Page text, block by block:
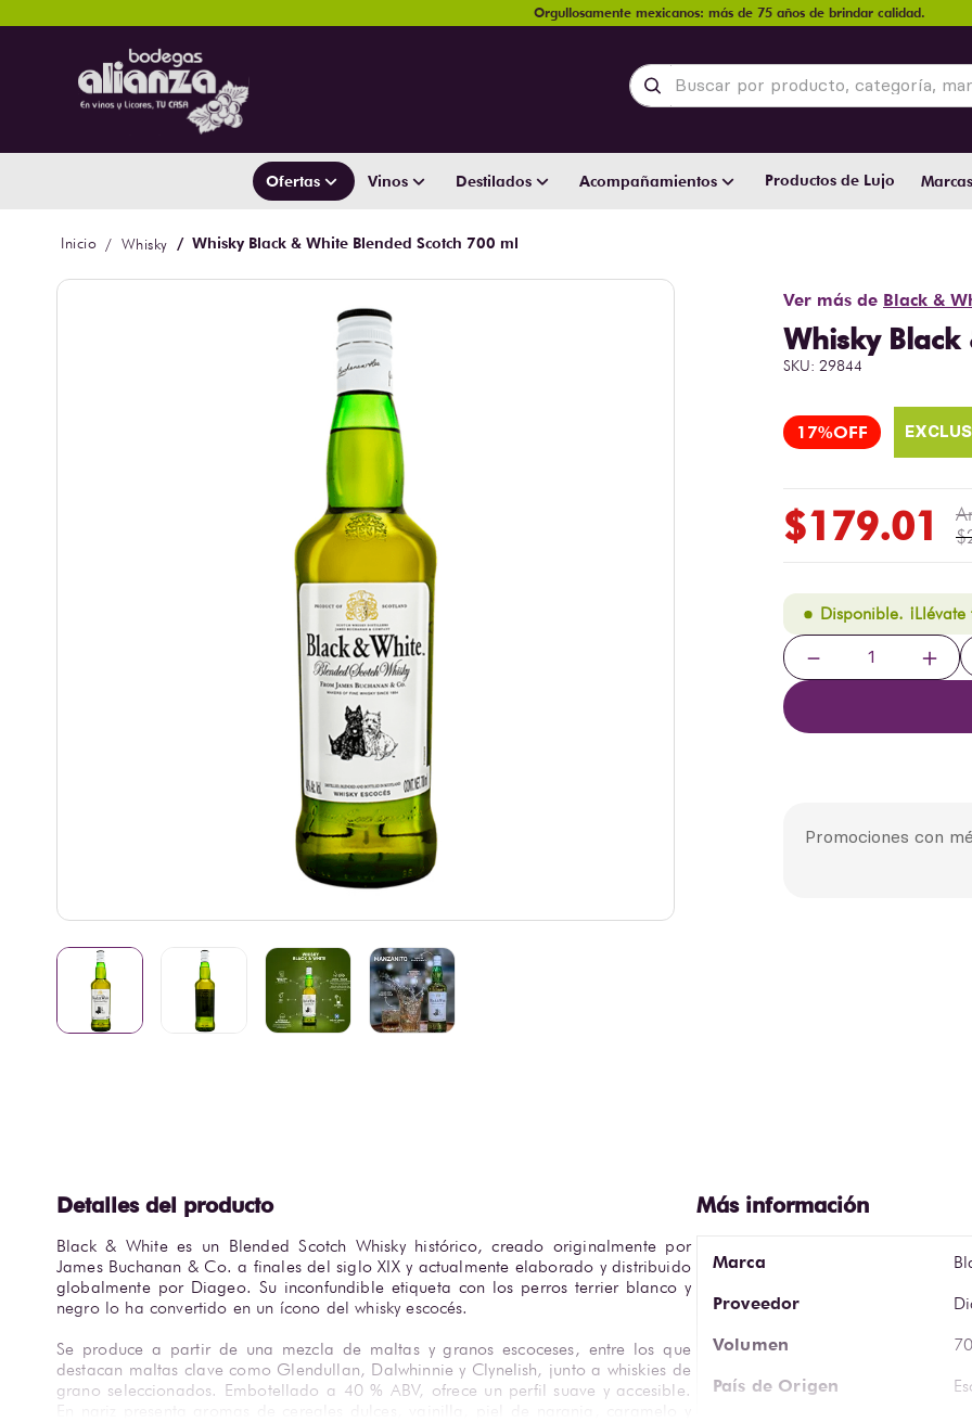
Orgullosamente mexicanos: más de 75 años de brindar calidad.
Buscar por producto, categoría, marca y
Ofertas Vinos Destilados Acompañamientos Productos de Lujo Marcas
Whisky Whisky Black & White Blended Scotch 700 ml
Ver más de Black &
Whisky Black
SKU: 29844
17%
$179.01 $
Disponible.
＋
－
Promociones con
Black & White es un Blended Scotch Whisky histórico, creado originalmente por
James Buchanan & Co. a finales del siglo XIX y actualmente elaborado y distribuido
globalmente por Diageo. Su inconfundible etiqueta con los perros terrier blanco y
negro lo ha convertido en un ícono del whisky escocés.
Se produce a partir de una mezcla de maltas y granos escoceses, entre los que
destacan maltas clave como Glendullan, Dalwhinnie y Clynelish, junto a whiskies de
grano seleccionados. Embotellado a 40 % ABV, ofrece un perfil suave y accesible.
En nariz presenta aromas de cereales dulces, vainilla, piel de naranja, caramelo y
Marca
Proveedor
Volumen
País de Origen